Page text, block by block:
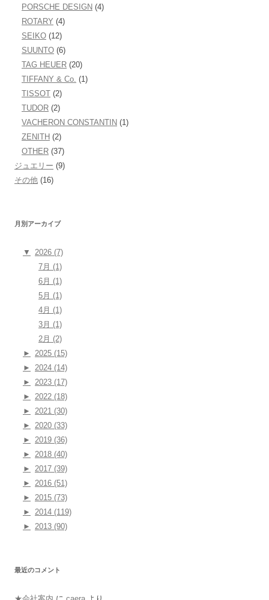
PORSCHE DESIGN (4)
ROTARY (4)
SEIKO (12)
SUUNTO (6)
TAG HEUER (20)
TIFFANY & Co. (1)
TISSOT (2)
TUDOR (2)
VACHERON CONSTANTIN (1)
ZENITH (2)
OTHER (37)
ジュエリー (9)
その他 (16)
月別アーカイブ
▼
2026 (7)
7月 (1)
6月 (1)
5月 (1)
4月 (1)
3月 (1)
2月 (2)
►
2025 (15)
►
2024 (14)
►
2023 (17)
►
2022 (18)
►
2021 (30)
►
2020 (33)
►
2019 (36)
►
2018 (40)
►
2017 (39)
►
2016 (51)
►
2015 (73)
►
2014 (119)
►
2013 (90)
最近のコメント